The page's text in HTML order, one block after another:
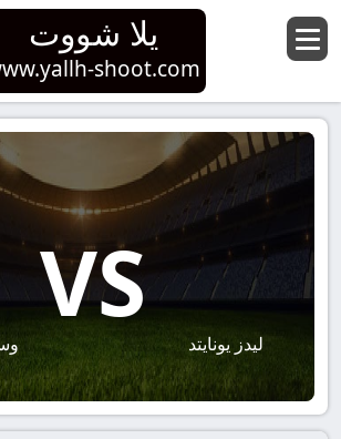
يلا شووت
shoot.com
ليدز يونايتد
VS